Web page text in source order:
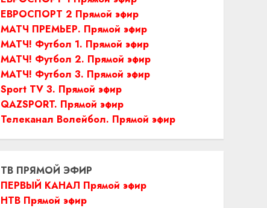
ЕВРОСПОРТ 2 Прямой эфир
МАТЧ ПРЕМЬЕР. Прямой эфир
МАТЧ! Футбол 1. Прямой эфир
МАТЧ! Футбол 2. Прямой эфир
МАТЧ! Футбол 3. Прямой эфир
Sport TV 3. Прямой эфир
QAZSPORT. Прямой эфир
Телеканал Волейбол. Прямой эфир
ТВ ПРЯМОЙ ЭФИР
ПЕРВЫЙ КАНАЛ Прямой эфир
НТВ Прямой эфир